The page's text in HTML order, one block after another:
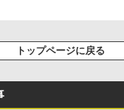
トップページに戻る